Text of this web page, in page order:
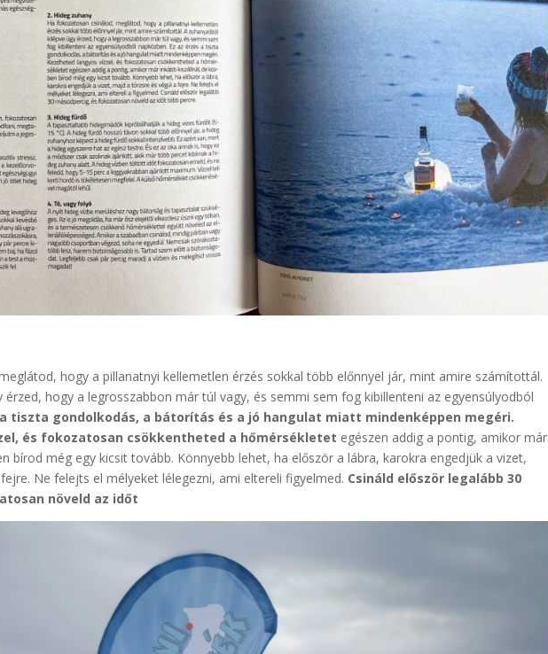
hogy a pillanatnyi kellemetlen érzés sokkal több előnnyel jár, mint amire számítottál.
érzed, hogy a legrosszabbon már túl vagy, és semmi sem fog kibillenteni az egyensúlyodból
tiszta gondolkodás, a bátorítás és a jó hangulat miatt mindenképpen megéri.
és fokozatosan csökkentheted a hőmérsékletet egészen addig a pontig, amikor már
bírod még egy kicsit tovább. Könnyebb lehet, ha először a lábra, karokra engedjük a vizet,
Ne felejts el mélyeket lélegezni, ami eltereli figyelmed. Csináld először legalább 30
növeld az időt